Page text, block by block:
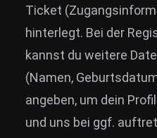
Ticket
hinterlegt. Bei der
kannst du weitere
(Namen,
angeben, um dein
und uns bei ggf.